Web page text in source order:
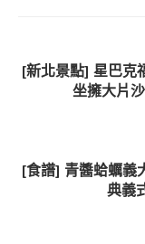
[新北景點] 星巴克
坐擁大片
[食譜] 青醬蛤蠣
典義